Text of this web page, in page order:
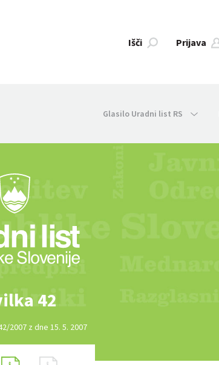
Išči Prijava
Glasilo Uradni list RS
42
2007 z dne 15. 5. 2007